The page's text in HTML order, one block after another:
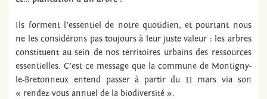
Ils forment l’essentiel de notre quotidien, et pourtant nous
ne les considérons pas toujours à leur juste valeur : les arbres
constituent au sein de nos territoires urbains des ressources
essentielles. C’est ce message que la commune de Montigny-
le-Bretonneux entend passer à partir du 11 mars via son
« rendez-vous annuel de la biodiversité ».